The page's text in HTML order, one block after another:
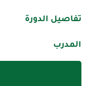
تفاصيل الدورة
المدرب